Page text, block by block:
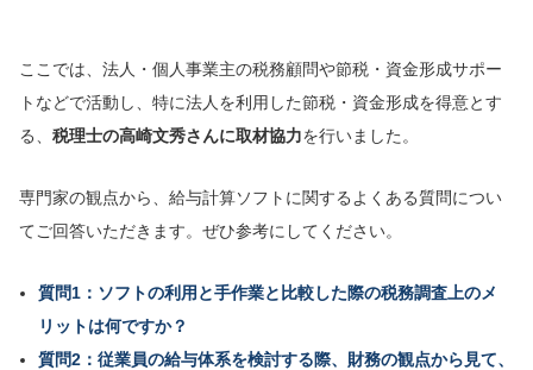
ここでは、法人・個人事業主の税務顧問や節税・資金形成サポー
トなどで活動し、特に法人を利用した節税・資金形成を得意とす
る、 税理士の高崎文秀さんに取材協力を行いました。
専門家の観点から、給与計算ソフトに関するよくある質問につい
てご回答いただきます。ぜひ参考にしてください。
質問1：ソフトの利用と手作業と比較した際の税務調査上のメ
リットは何ですか？
質問2：従業員の給与体系を検討する際、財務の観点から見て、